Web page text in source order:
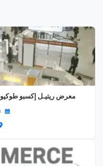
معرض ريتيـل إكسبو طوكيو 2026 – Retail Expo Tokyo